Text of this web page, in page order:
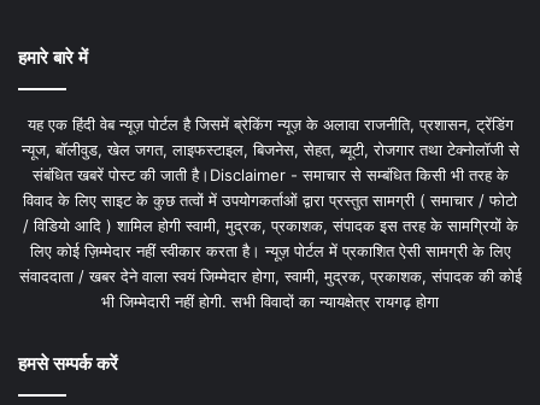
हमारे बारे में
यह एक हिंदी वेब न्यूज़ पोर्टल है जिसमें ब्रेकिंग न्यूज़ के अलावा राजनीति, प्रशासन, ट्रेंडिंग
न्यूज, बॉलीवुड, खेल जगत, लाइफस्टाइल, बिजनेस, सेहत, ब्यूटी, रोजगार तथा टेक्नोलॉजी से
संबंधित खबरें पोस्ट की जाती है।Disclaimer - समाचार से सम्बंधित किसी भी तरह के
विवाद के लिए साइट के कुछ तत्वों में उपयोगकर्ताओं द्वारा प्रस्तुत सामग्री ( समाचार / फोटो
/ विडियो आदि ) शामिल होगी स्वामी, मुद्रक, प्रकाशक, संपादक इस तरह के सामग्रियों के
लिए कोई ज़िम्मेदार नहीं स्वीकार करता है। न्यूज़ पोर्टल में प्रकाशित ऐसी सामग्री के लिए
संवाददाता / खबर देने वाला स्वयं जिम्मेदार होगा, स्वामी, मुद्रक, प्रकाशक, संपादक की कोई
भी जिम्मेदारी नहीं होगी. सभी विवादों का न्यायक्षेत्र रायगढ़ होगा
हमसे सम्पर्क करें